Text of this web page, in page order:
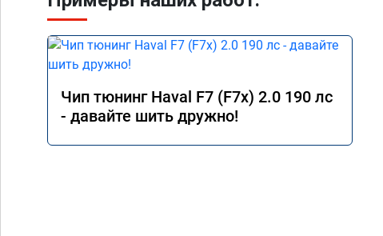
Чип тюнинг Haval F7 (F7x) 2.0 190 лс
- давайте шить дружно!